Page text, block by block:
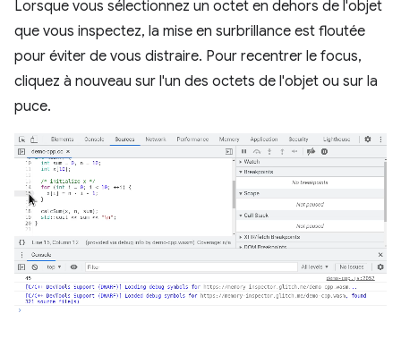
Lorsque vous sélectionnez un octet en dehors de l'objet
que vous inspectez, la mise en surbrillance est floutée
pour éviter de vous distraire. Pour recentrer le focus,
cliquez à nouveau sur l'un des octets de l'objet ou sur la
puce.